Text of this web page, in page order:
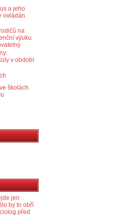
a jeho
ovládán
na
výuku
v období
školách
jen
by to obří
před